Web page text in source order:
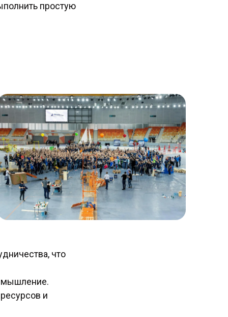
простую
что
мышление.
и